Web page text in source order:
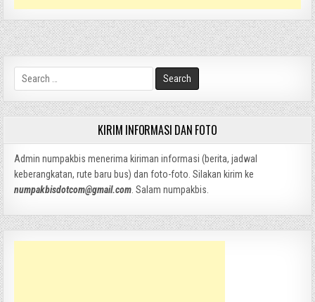
Search
for:
KIRIM INFORMASI DAN FOTO
Admin numpakbis menerima kiriman informasi (berita, jadwal
keberangkatan, rute baru bus) dan foto-foto. Silakan kirim ke
numpakbisdotcom@gmail.com. Salam numpakbis.